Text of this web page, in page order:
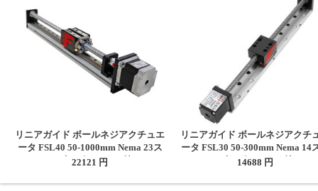
リニアガイド ボールネジアクチュエ
ータ FSL40 50-1000mm Nema 23ス
テッピングモーター付き
22121 円
リニアガイド ボールネジアクチ
ータ FSL30 50-300mm Nema 14
ッピングモーター付き
14688 円